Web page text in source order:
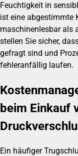
Feuchtigkeit in
ist eine abgestimmte
maschinenlesbar als
stellen Sie sicher,
gefragt sind und
fehleranfällig laufen.
beim Einkauf
Ein häufiger